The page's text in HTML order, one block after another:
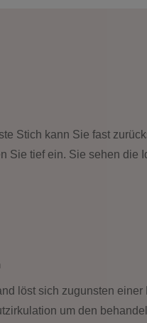
Stich kann Sie fast
Sie tief ein. Sie sehen die
löst sich zugunsten einer
um den